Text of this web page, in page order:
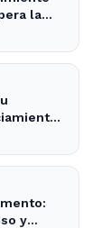
la
y